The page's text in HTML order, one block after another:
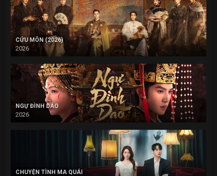
CỬU MÔN (2026)
2026
NGỰ ĐÌNH DAO
2026
CHUYỆN TÌNH MA QUÁI